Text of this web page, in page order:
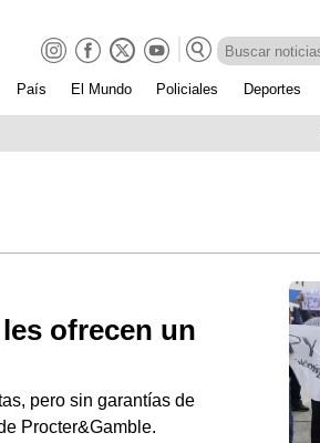
País El Mundo Policiales Deportes
ofrecen un
pero sin garantías de
Procter&Gamble.